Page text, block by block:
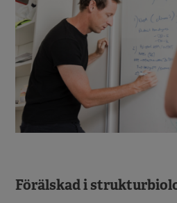
Förälskad i